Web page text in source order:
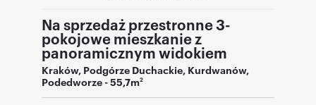
Na sprzedaż przestronne 3-
pokojowe mieszkanie z
panoramicznym widokiem
Kraków, Podgórze Duchackie, Kurdwanów,
Podedworze- 55,7m2